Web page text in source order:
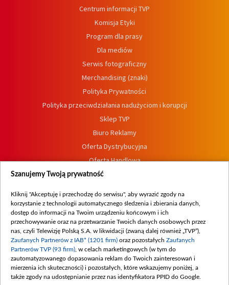
Centrum informacji TVP
Komisja Etyki
Program dla prasy
Dla mediów
Serwis fotograficzny
Merchandising (znaki)
Polityka Prywatności
Polityka przeciwdziałania nadużyciom i korupcji
Sklep TVP
Biuro Reklamy
Oferta Dystrybucyjna
Oferta Handlowa
Dostępność
Procedura zgłoszeń wewnętrznych
Szanujemy Twoją prywatność
Kliknij "Akceptuję i przechodzę do serwisu", aby wyrazić zgody na
korzystanie z technologii automatycznego śledzenia i zbierania danych,
dostęp do informacji na Twoim urządzeniu końcowym i ich
przechowywanie oraz na przetwarzanie Twoich danych osobowych przez
nas, czyli Telewizję Polską S.A. w likwidacji (zwaną dalej również „TVP”),
Zaufanych Partnerów z IAB* (1201 firm) oraz pozostałych Zaufanych
Partnerów TVP (93 firm) , w celach marketingowych (w tym do
zautomatyzowanego dopasowania reklam do Twoich zainteresowań i
mierzenia ich skuteczności) i pozostałych, które wskazujemy poniżej, a
także zgody na udostępnianie przez nas identyfikatora PPID do Google.